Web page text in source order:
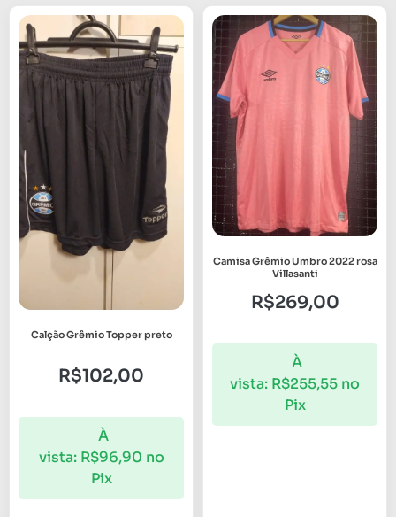
Calção Grêmio Topper preto
R$102,00
À
vista: R$96,90 no
Pix
Camisa Grêmio Umbro 2022 rosa
Villasanti
R$269,00
À
vista: R$255,55 no
Pix